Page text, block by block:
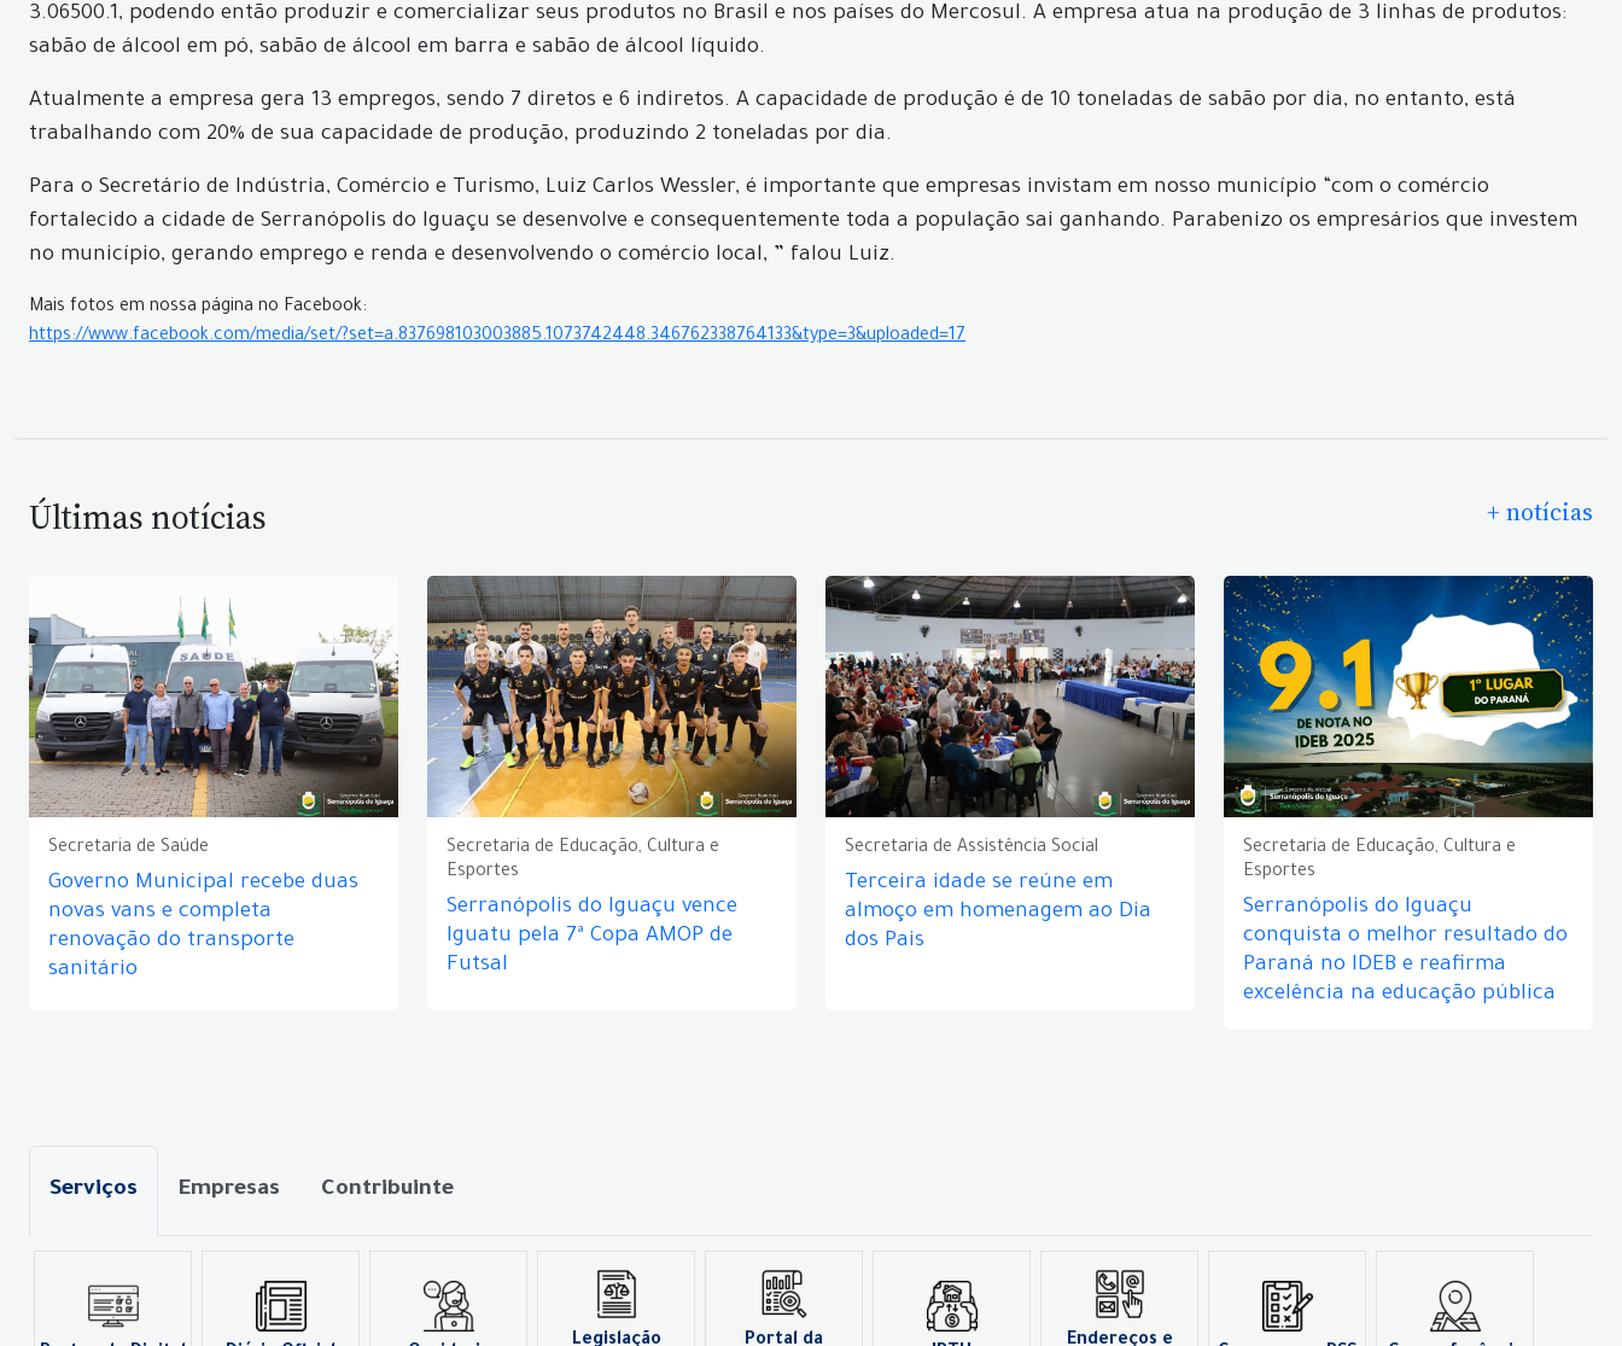
3.06500.1, podendo então produzir e comercializar seus produtos no Brasil e nos países do Mercosul. A empresa atua na produção de 3 linhas de produtos:
sabão de álcool em pó, sabão de álcool em barra e sabão de álcool líquido.
Atualmente a empresa gera 13 empregos, sendo 7 diretos e 6 indiretos. A capacidade de produção é de 10 toneladas de sabão por dia, no entanto, está
trabalhando com 20% de sua capacidade de produção, produzindo 2 toneladas por dia.
Para o Secretário de Indústria, Comércio e Turismo, Luiz Carlos Wessler, é importante que empresas invistam em nosso município “com o comércio
fortalecido a cidade de Serranópolis do Iguaçu se desenvolve e consequentemente toda a população sai ganhando. Parabenizo os empresários que investem
no município, gerando emprego e renda e desenvolvendo o comércio local, ” falou Luiz.
Mais fotos em nossa página no Facebook:
https://www.facebook.com/media/set/?set=a.837698103003885.1073742448.346762338764133&type=3&uploaded=17
Últimas notícias + notícias
Secretaria de Saúde
Governo Municipal recebe duas
novas vans e completa
renovação do transporte
sanitário
Secretaria de Educação, Cultura e
Esportes
Serranópolis do Iguaçu vence
Iguatu pela 7ª Copa AMOP de
Futsal
Secretaria de Assistência Social
Terceira idade se reúne em
almoço em homenagem ao Dia
dos Pais
Secretaria de Educação, Cultura e
Esportes
Serranópolis do Iguaçu
conquista o melhor resultado do
Paraná no IDEB e reafirma
excelência na educação pública
Serviços Empresas Contribuinte
Legislação
Portal da
Endereços e